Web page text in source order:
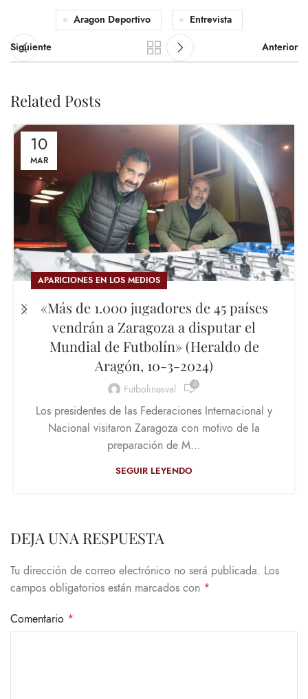
Aragon Deportivo Entrevista
Siguiente Anterior
Related Posts
10
MAR
APARICIONES EN LOS MEDIOS
«Más de 1.000 jugadores de 45 países
vendrán a Zaragoza a disputar el
Mundial de Futbolín» (Heraldo de
Aragón, 10-3-2024)
Futbolinesval 0
Los presidentes de las Federaciones Internacional y
Nacional visitaron Zaragoza con motivo de la
preparación de M...
SEGUIR LEYENDO
DEJA UNA RESPUESTA
Tu dirección de correo electrónico no será publicada. Los
campos obligatorios están marcados con *
Comentario *